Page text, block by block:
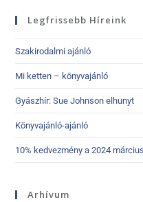
Legfrissebb Híreink
Szakirodalmi ajánló
Mi ketten – könyvajánló
Gyászhír: Sue Johnson elhunyt
Könyvajánló-ajánló
10% kedvezmény a 2024
Arhívum